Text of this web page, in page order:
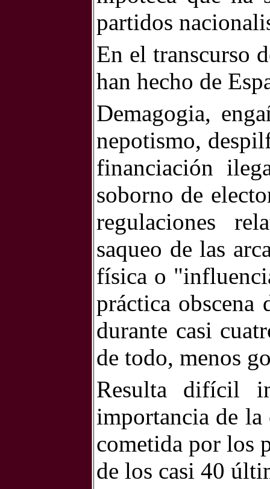
partidos
En el transcurso
han hecho de
Demagogia,
nepotismo,
financiación
soborno de
regulaciones
saqueo de las
física o
práctica obscena
durante casi
de todo, menos
Resulta difícil
importancia de la
cometida por los
de los casi 40